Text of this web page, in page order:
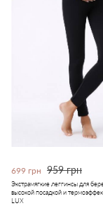
699 грн 959 грн
Экстрамягкие леггинсы для
высокой посадкой и
LUX